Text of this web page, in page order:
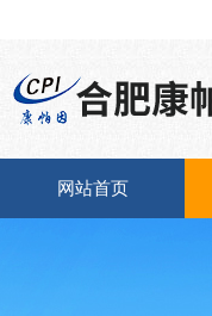
网站首页